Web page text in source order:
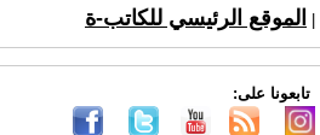
الموقع الرئيسي للكاتب-ة
تابعونا على: